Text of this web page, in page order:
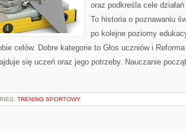
oraz podkreśla cele
To historia o poznawaniu
po kolejne poziomy
celów. Dobre kategorie to Głos uczniów i
się uczeń oraz jego potrzeby. Nauczanie
TRENING SPORTOWY